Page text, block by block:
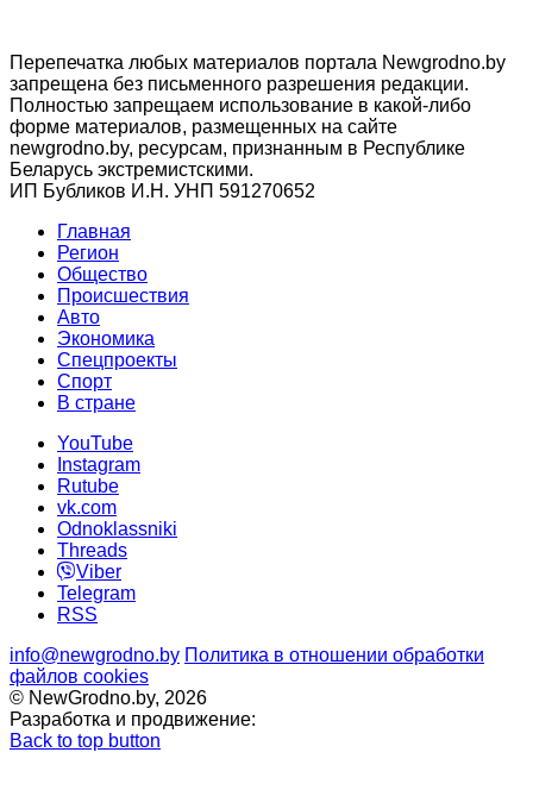
Перепечатка любых материалов портала Newgrodno.by
запрещена без письменного разрешения редакции.
Полностью запрещаем использование в какой-либо
форме материалов, размещенных на сайте
newgrodno.by, ресурсам, признанным в Республике
Беларусь экстремистскими.
ИП Бубликов И.Н. УНП 591270652
Главная
Регион
Общество
Происшествия
Авто
Экономика
Спецпроекты
Cпорт
В стране
YouTube
Instagram
Rutube
vk.com
Odnoklassniki
Threads
Viber
Telegram
RSS
info@newgrodno.by Политика в отношении обработки
файлов cookies
© NewGrodno.by, 2026
Разработка и продвижение:
Back to top button